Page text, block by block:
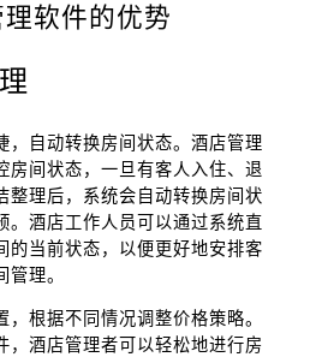
软件的优势
，自动转换房间状态。酒店管理
房间状态，一旦有客人入住、退
整理后，系统会自动转换房间状
。酒店工作人员可以通过系统直
的当前状态，以便更好地安排客
理。
，根据不同情况调整价格策略。
，酒店管理者可以轻松地进行房